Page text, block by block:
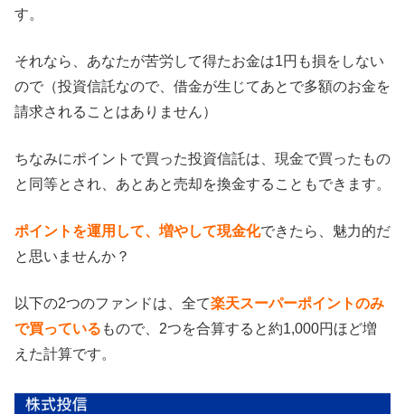
す。
それなら、あなたが苦労して得たお金は1円も損をしない
ので（投資信託なので、借金が生じてあとで多額のお金を
請求されることはありません）
ちなみにポイントで買った投資信託は、現金で買ったもの
と同等とされ、あとあと売却を換金することもできます。
ポイントを運用して、増やして現金化できたら、魅力的だ
と思いませんか？
以下の2つのファンドは、全て楽天スーパーポイントのみ
で買っている もので、2つを合算すると約1,000円ほど増
えた計算です。